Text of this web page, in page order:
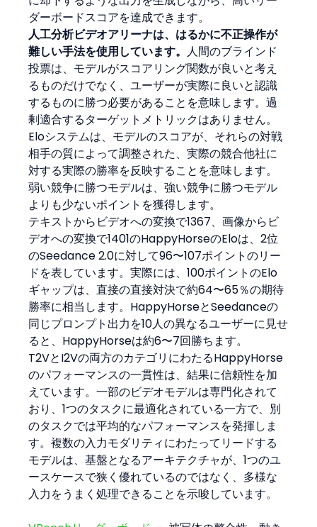
ダーボードスコアを達成できます。
人工分析ビデオアリーナは、はるかに不正操作が
難しい手法を使用しています。 人間のブラインド
投票は、モデルがスコアリング関数が良いと考え
るものだけでなく、ユーザーが実際に良いと認識
するものに勝つ必要があることを意味します。過
剰適合するターゲットメトリックはありません。
Eloシステムは、モデルのスコアが、それらの対戦
相手の質によって調整された、実際の競合他社に
対する実際の勝率を反映することを意味します。
弱い競争に勝つモデルは、強い競争に勝つモデル
よりも少ないポイントを獲得します。
テキストからビデオへの変換で1367、画像からビ
デオへの変換で1401のHappyHorseのEloは、2位
のSeedance 2.0に対して96〜107ポイントのリー
ドを表しています。実際には、100ポイントのElo
ギャップは、直接の直接対決で約64〜65％の期待
勝率に相当します。HappyHorseとSeedanceの
同じプロンプト出力を10人の異なるユーザーに見せ
ると、HappyHorseは約6〜7回勝ちます。
T2VとI2Vの両方のカテゴリにわたるHappyHorse
のパフォーマンスの一貫性は、結果に信頼性を加
えています。一部のビデオモデルは専門化されて
おり、1つのタスクに最適化されている一方で、別
のタスクでは平均的なパフォーマンスを発揮しま
す。複数の入力モダリティにわたってリードする
モデルは、基盤となるアーキテクチャが、1つのユ
ースケースで狭く優れているのではなく、多様な
入力をうまく処理できることを示唆しています。